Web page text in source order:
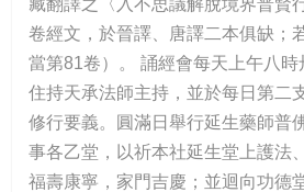
藏翻譯之〈入不思議解脫境界普賢
卷經文，於晉譯、唐譯二本俱缺；
當第81卷）。 誦經會每天上午八
住持天承法師主持，並於每日第二
修行要義。圓滿日舉行延生藥師普
事各乙堂，以祈本社延生堂上護法
福壽康寧，家門吉慶；並迴向功德